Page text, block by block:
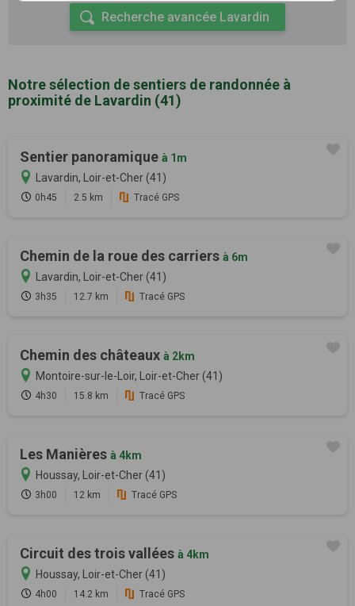
Recherche avancée Lavardin
Notre sélection de sentiers de randonnée à
proximité de Lavardin (41)
Sentier panoramique à 1m
Lavardin, Loir-et-Cher (41)
0h45 2.5 km Tracé GPS
Chemin de la roue des carriers à 6m
Lavardin, Loir-et-Cher (41)
3h35 12.7 km Tracé GPS
Chemin des châteaux à 2km
Montoire-sur-le-Loir, Loir-et-Cher (41)
4h30 15.8 km Tracé GPS
Les Manières à 4km
Houssay, Loir-et-Cher (41)
3h00 12 km Tracé GPS
Circuit des trois vallées à 4km
Houssay, Loir-et-Cher (41)
4h00 14.2 km Tracé GPS